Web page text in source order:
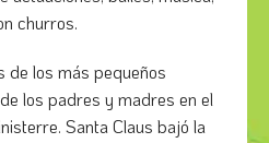
churros.
de los más pequeños
los padres y madres en el
Santa Claus bajó la